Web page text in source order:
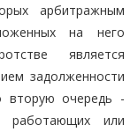
арбитражным
на него
является
задолженности
вторую очередь -
работающих или